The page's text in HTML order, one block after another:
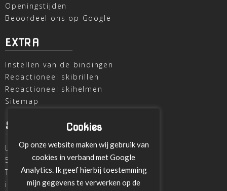
Openingstijden
Beoordeel ons op Google
EXTRA
Instellen van de bindingen
Redactioneel skibrillen
Redactioneel skihelmen
Sitemap
SKI OUTLET
Laagheidehof 8
5804 XC Venray
T
+31 478 515696
info@ski-outlet-venray.nl
Cookies
Op onze website maken wij gebruik van
cookies in verband met Google
Analytics. Ik geef hierbij toestemming
mijn gegevens te verwerken op de